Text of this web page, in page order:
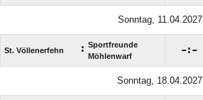
Sonntag, 11.04.2027
St. Völlenerfehn : Sportfreunde
Möhlenwarf
:
Sonntag, 18.04.2027